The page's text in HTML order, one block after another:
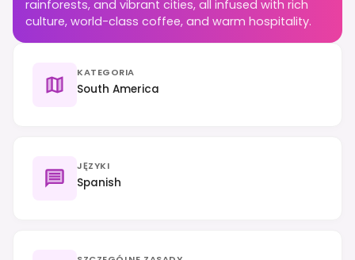
rainforests, and vibrant cities, all infused with rich
culture, world-class coffee, and warm hospitality.
KATEGORIA
South America
JĘZYKI
Spanish